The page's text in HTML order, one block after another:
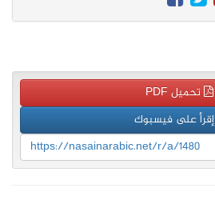
تحميل PDF
إقرأ على فيسبوك
https://nasainarabic.net/r/a/1480